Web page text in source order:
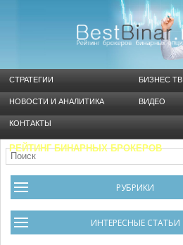
СТРАТЕГИИ БИЗНЕС ТВ
НОВОСТИ И АНАЛИТИКА ВИДЕО
КОНТАКТЫ
РЕЙТИНГ БИНАРНЫХ БРОКЕРОВ
РУБРИКИ
Брокеры
Видео
ИНТЕРЕСНЫЕ СТАТЬИ